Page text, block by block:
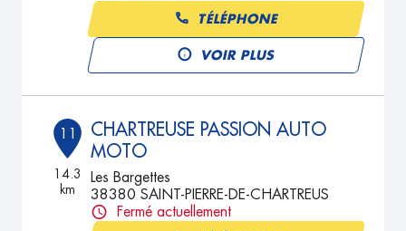
TÉLÉPHONE
VOIR PLUS
11
14.3
km
CHARTREUSE PASSION AUTO
MOTO
Les Bargettes
38380 SAINT-PIERRE-DE-CHARTREUS
Fermé actuellement